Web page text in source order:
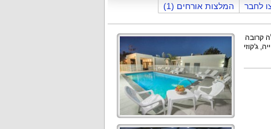
לחבר המלצות אורחים (1)
קרובה
ג'קוזי